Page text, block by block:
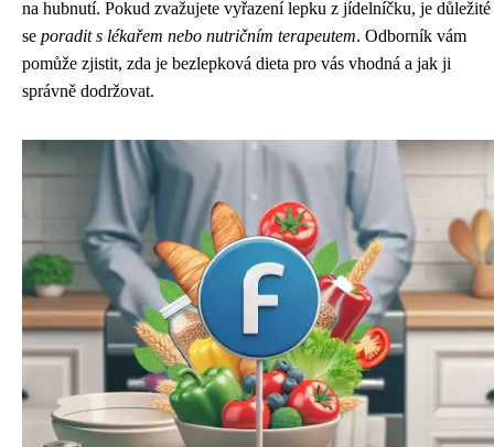
na hubnutí. Pokud zvažujete vyřazení lepku z jídelníčku, je důležité
se poradit s lékařem nebo nutričním terapeutem. Odborník vám
pomůže zjistit, zda je bezlepková dieta pro vás vhodná a jak ji
správně dodržovat.